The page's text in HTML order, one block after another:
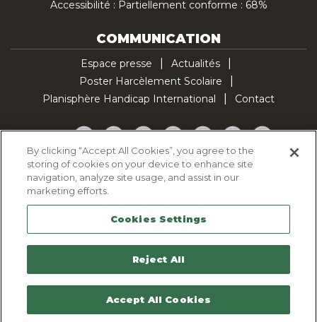
Accessibilité : Partiellement conforme : 68%
COMMUNICATION
Espace presse
Actualités
Poster Harcèlement Scolaire
Planisphère Handicap International
Contact
Facebook
TwitterYouTubePinterestInstagramLinkedInTikTok
Politique d'utilisation des cookies
Politique de confidentialité
Mentions légales
Plan du site
Contactez-nous
By clicking “Accept All Cookies”, you agree to the
storing of cookies on your device to enhance site
navigation, analyze site usage, and assist in our
marketing efforts.
Cookies Settings
Reject All
Accept All Cookies